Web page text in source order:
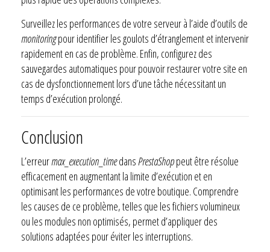
Surveillez les performances de votre serveur à l’aide d’outils de
monitoringpour identifier les goulots d’étranglement et intervenir
rapidement en cas de problème. Enfin, configurez des
sauvegardes automatiques pour pouvoir restaurer votre site en
cas de dysfonctionnement lors d’une tâche nécessitant un
temps d’exécution prolongé.
Conclusion
L’erreurmax_execution_timedansPrestaShoppeut être résolue
efficacement en augmentant la limite d’exécution et en
optimisant les performances de votre boutique. Comprendre
les causes de ce problème, telles que les fichiers volumineux
ou les modules non optimisés, permet d’appliquer des
solutions adaptées pour éviter les interruptions.